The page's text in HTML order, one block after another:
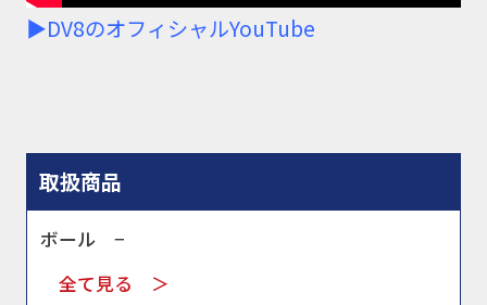
取扱商品
ボール −
全て見る ＞
▶DV8のオフィシャルYouTube